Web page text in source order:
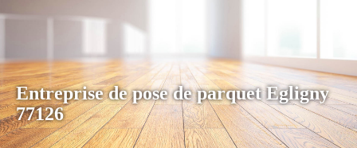
Entreprise de pose de parquet Egligny
77126